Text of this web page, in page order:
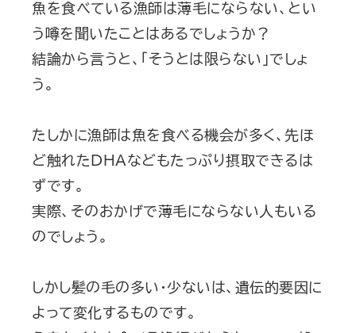
魚を食べている漁師は薄毛にならない、とい
う噂を聞いたことはあるでしょうか？
結論から言うと、「そうとは限らない」でしょ
う。
たしかに漁師は魚を食べる機会が多く、先ほ
ど触れたDHAなどもたっぷり摂取できるは
ずです。
実際、そのおかげで薄毛にならない人もいる
のでしょう。
しかし髪の毛の多い・少ないは、遺伝的要因に
よって変化するものです。